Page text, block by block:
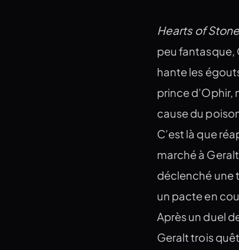
Hearts of
peu fantasque,
hante les
prince d’Ophir,
cause du
C’est là que
marché à
déclenché une
un pacte en
Après un duel
Geralt trois